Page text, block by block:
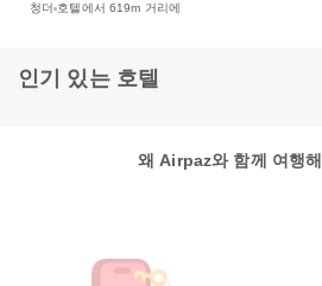
청더 호텔에서 619m 거리에
인기 있는 호텔
왜 Airpaz와 함께 여행